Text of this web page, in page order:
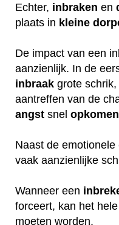
Echter, inbraken en
plaats in kleine
De impact van een
aanzienlijk. In de
inbraak grote
aantreffen van de
angst snel opkomen
Naast de
vaak aanzienlijke
Wanneer een
forceert, kan het
moeten worden.